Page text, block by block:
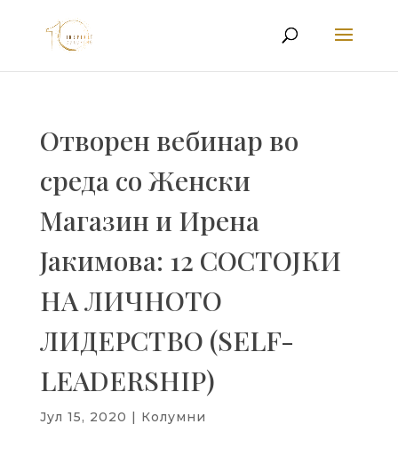
Отворен вебинар во
среда со Женски
Магазин и Ирена
Јакимова: 12 СОСТОЈКИ
НА ЛИЧНОТО
ЛИДЕРСТВО (SELF-
LEADERSHIP)
Јул 15, 2020 | Колумни